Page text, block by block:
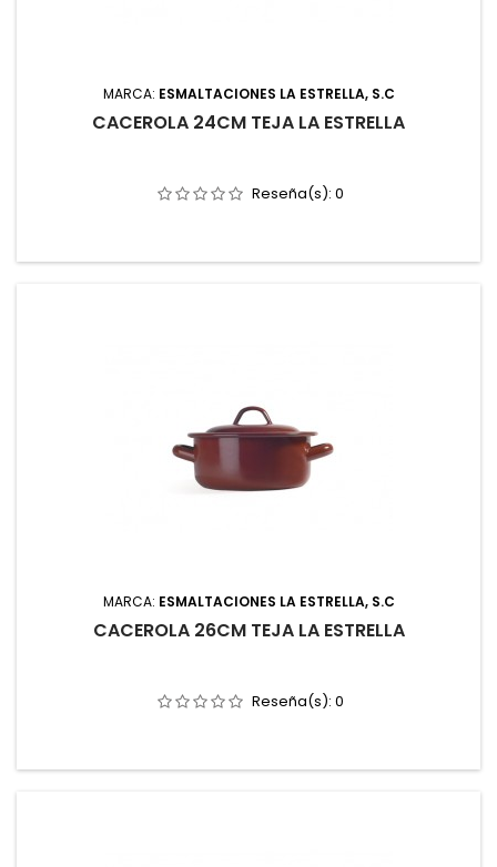
MARCA: ESMALTACIONES LA ESTRELLA, S.C
CACEROLA 24CM TEJA LA ESTRELLA
Reseña(s): 0
MARCA: ESMALTACIONES LA ESTRELLA, S.C
CACEROLA 26CM TEJA LA ESTRELLA
Reseña(s): 0